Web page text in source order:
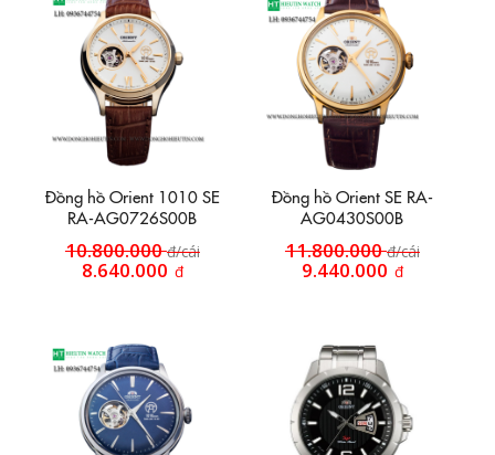
Đồng hồ Orient 1010 SE
RA-AG0726S00B
10.800.000đ/cái
8.640.000 đ
Đồng hồ Orient SE RA-
AG0430S00B
11.800.000đ/cái
9.440.000 đ